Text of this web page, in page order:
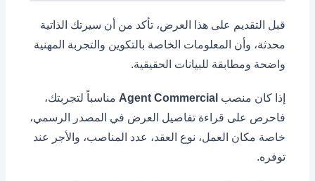
قبل التقديم على هذا العرض، تأكد من أن سيرتك الذاتية
محدثة، وأن المعلومات الخاصة بالتكوين والتجربة المهنية
واضحة ومطابقة للبيانات الحقيقية.
إذا كان منصب Agent Commercial مناسباً لتجربتك،
فاحرص على قراءة تفاصيل العرض في المصدر الرسمي،
خاصة مكان العمل، نوع العقد، عدد المناصب، والأجر عند
توفره.